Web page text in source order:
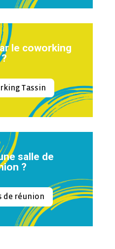
le coworking
?
Tassin
salle de
?
de réunion